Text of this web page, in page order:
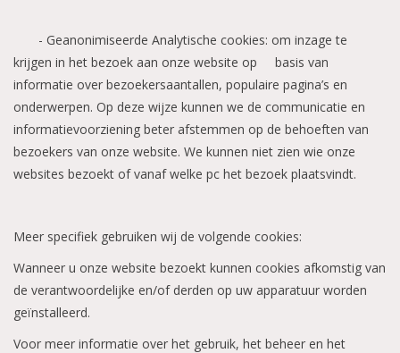
- Geanonimiseerde Analytische cookies: om inzage te
krijgen in het bezoek aan onze website op basis van
informatie over bezoekersaantallen, populaire pagina’s en
onderwerpen. Op deze wijze kunnen we de communicatie en
informatievoorziening beter afstemmen op de behoeften van
bezoekers van onze website. We kunnen niet zien wie onze
websites bezoekt of vanaf welke pc het bezoek plaatsvindt.
Meer specifiek gebruiken wij de volgende cookies:
Wanneer u onze website bezoekt kunnen cookies afkomstig van
de verantwoordelijke en/of derden op uw apparatuur worden
geïnstalleerd.
Voor meer informatie over het gebruik, het beheer en het